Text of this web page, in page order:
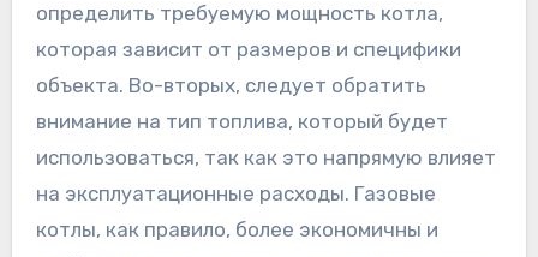
определить требуемую мощность котла,
которая зависит от размеров и специфики
объекта. Во-вторых, следует обратить
внимание на тип топлива, который будет
использоваться, так как это напрямую влияет
на эксплуатационные расходы. Газовые
котлы, как правило, более экономичны и